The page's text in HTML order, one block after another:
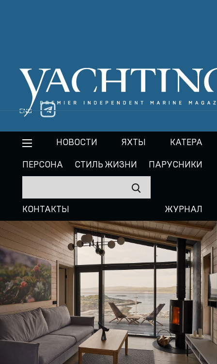
ENG
НОВОСТИ ЯХТЫ КАТЕРА
ПЕРСОНА СТИЛЬ ЖИЗНИ ПАРУСНИКИ
КОНТАКТЫ ЖУРНАЛ